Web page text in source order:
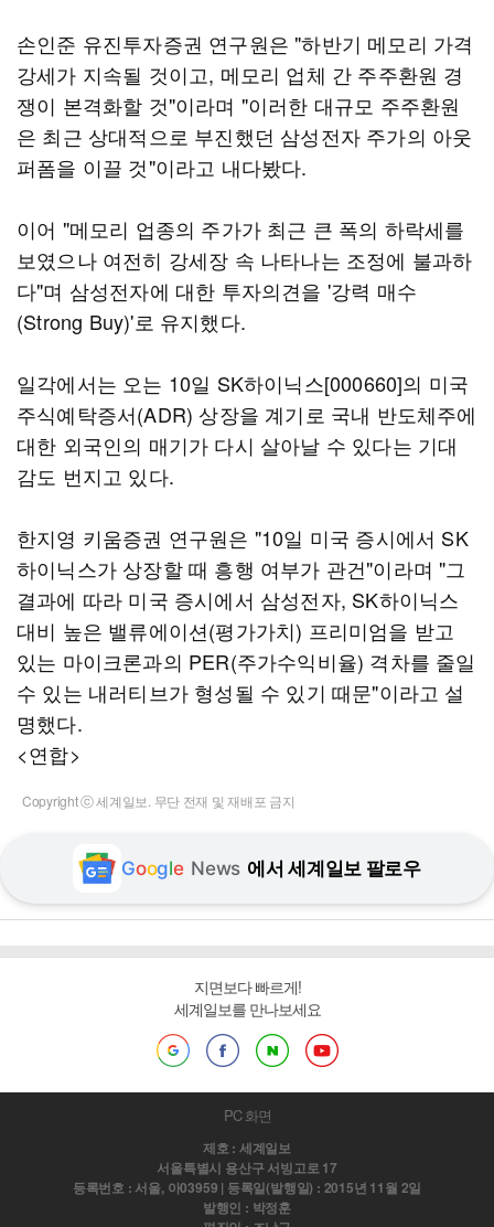
손인준 유진투자증권 연구원은 "하반기 메모리 가격
강세가 지속될 것이고, 메모리 업체 간 주주환원 경
쟁이 본격화할 것"이라며 "이러한 대규모 주주환원
은 최근 상대적으로 부진했던 삼성전자 주가의 아웃
퍼폼을 이끌 것"이라고 내다봤다.
이어 "메모리 업종의 주가가 최근 큰 폭의 하락세를
보였으나 여전히 강세장 속 나타나는 조정에 불과하
다"며 삼성전자에 대한 투자의견을 '강력 매수
(Strong Buy)'로 유지했다.
일각에서는 오는 10일 SK하이닉스[000660]의 미국
주식예탁증서(ADR) 상장을 계기로 국내 반도체주에
대한 외국인의 매기가 다시 살아날 수 있다는 기대
감도 번지고 있다.
한지영 키움증권 연구원은 "10일 미국 증시에서 SK
하이닉스가 상장할 때 흥행 여부가 관건"이라며 "그
결과에 따라 미국 증시에서 삼성전자, SK하이닉스
대비 높은 밸류에이션(평가가치) 프리미엄을 받고
있는 마이크론과의 PER(주가수익비율) 격차를 줄일
수 있는 내러티브가 형성될 수 있기 때문"이라고 설
명했다.
<연합>
Copyright ⓒ 세계일보. 무단 전재 및 재배포 금지
Google News 에서 세계일보 팔로우
지면보다 빠르게!
세계일보를 만나보세요
PC 화면
제호 : 세계일보
서울특별시 용산구 서빙고로 17
등록번호 : 서울, 아03959 | 등록일(발행일) : 2015년 11월 2일
발행인 : 박정훈